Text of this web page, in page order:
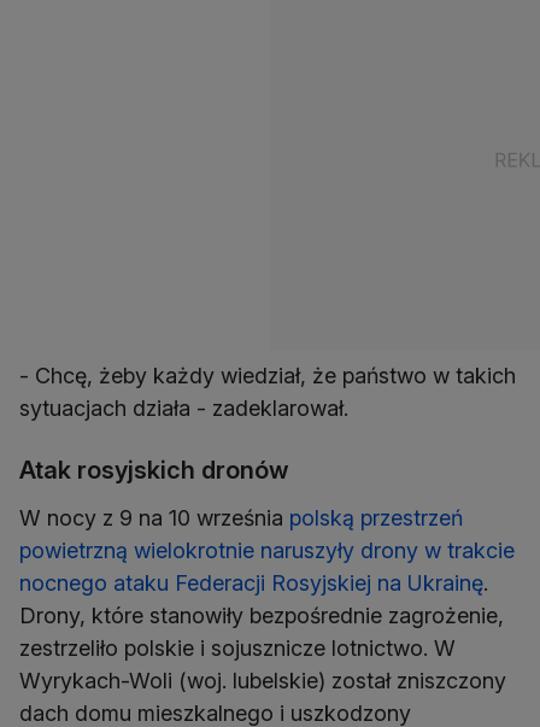
- Chcę, żeby każdy wiedział, że państwo w takich
sytuacjach działa - zadeklarował.
Atak rosyjskich dronów
W nocy z 9 na 10 września polską przestrzeń
powietrzną wielokrotnie naruszyły drony w trakcie
nocnego ataku Federacji Rosyjskiej na Ukrainę.
Drony, które stanowiły bezpośrednie zagrożenie,
zestrzeliło polskie i sojusznicze lotnictwo. W
Wyrykach-Woli (woj. lubelskie) został zniszczony
dach domu mieszkalnego i uszkodzony